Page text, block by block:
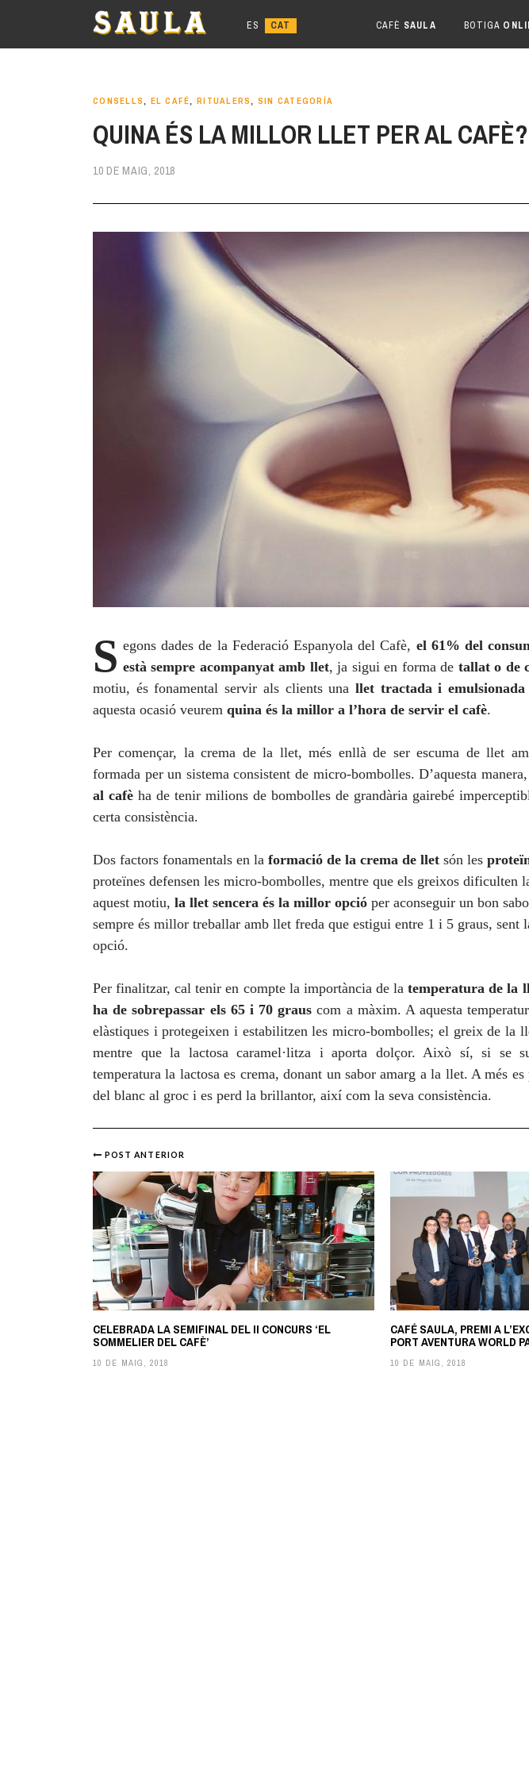
CAFÈ SAULA BOTIGA
CONSELLS, EL CAFÉ, RITUALERS, SIN CATEGORÍA
QUINA ÉS LA MILLOR LLET PER AL CAFÈ?
10 DE MAIG, 2018
S egons dades de la Federació Espanyola del Cafè, el 61% del
està sempre acompanyat amb llet, ja sigui en forma de tallat o de
motiu, és fonamental servir als clients una llet tractada i
aquesta ocasió veurem quina és la millor a l’hora de servir el cafè.
Per començar, la crema de la llet, més enllà de ser escuma de llet
formada per un sistema consistent de micro-bombolles. D’aquesta
al cafè ha de tenir milions de bombolles de grandària gairebé
certa consistència.
Dos factors fonamentals en la formació de la crema de llet són les
proteïnes defensen les micro-bombolles, mentre que els greixos dificulten
aquest motiu, la llet sencera és la millor opció per aconseguir un bon
sempre és millor treballar amb llet freda que estigui entre 1 i 5 graus, sent
opció.
Per finalitzar, cal tenir en compte la importància de latemperatura de la
ha de sobrepassar els 65 i 70 graus com a màxim. A aquesta
elàstiques i protegeixen i estabilitzen les micro-bombolles; el greix de la
mentre que la lactosa caramel·litza i aporta dolçor. Això sí, si se
temperatura la lactosa es crema, donant un sabor amarg a la llet. A més
del blanc al groc i es perd la brillantor, així com la seva consistència.
Post
navigation
CAFÉ SAULA, PREMI A
PORT AVENTURA WORLD
10 DE MAIG, 2018
POST ANTERIOR
CELEBRADA LA SEMIFINAL DEL II CONCURS ‘EL
SOMMELIER DEL CAFÈ’
10 DE MAIG, 2018